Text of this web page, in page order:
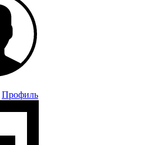
Профиль